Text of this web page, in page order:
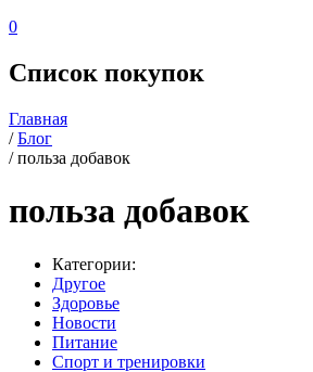
0
Список покупок
Главная
/ Блог
/ польза добавок
польза добавок
Категории:
Другое
Здоровье
Новости
Питание
Спорт и тренировки